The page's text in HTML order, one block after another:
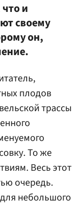
и
своему
он,
плодов
трассы
То же
Весь этот
очередь.
небольшого